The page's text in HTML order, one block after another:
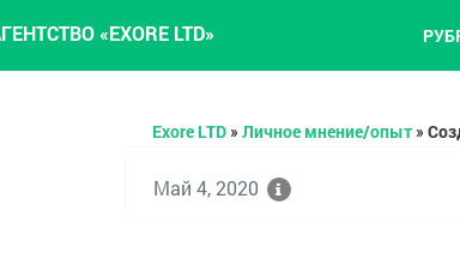
«EXORE LTD»
Exore LTD» Личное мнение/опыт»
Май 4, 2020